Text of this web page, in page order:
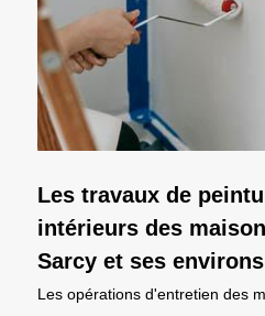
Les travaux de
intérieurs des
Sarcy et ses environs
Les opérations d'entretien des